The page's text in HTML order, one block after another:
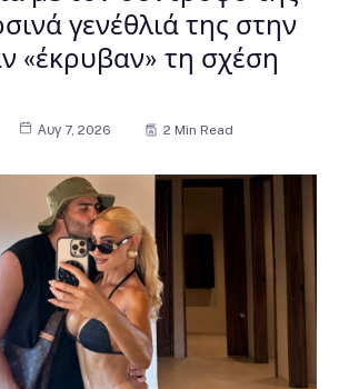
γενέθλιά της στην
«έκρυβαν» τη σχέση
Αυγ 7, 2026 2 Min Read